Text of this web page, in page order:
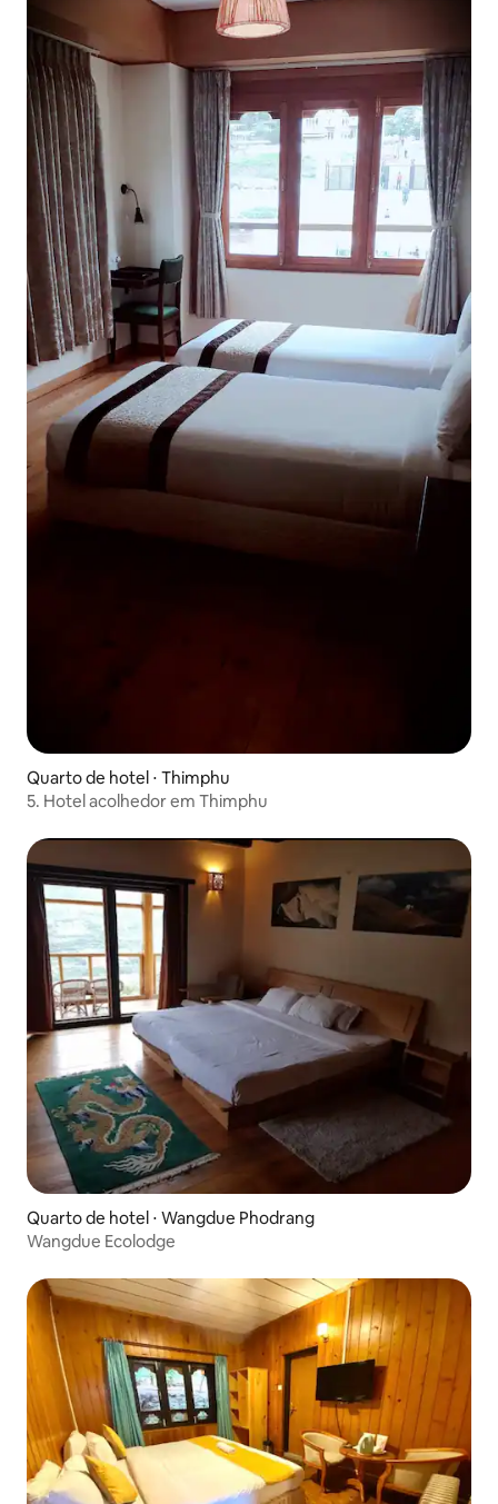
Quarto de hotel ⋅ Thimphu
5. Hotel acolhedor em Thimphu
Quarto de hotel ⋅ Wangdue Phodrang
Wangdue Ecolodge